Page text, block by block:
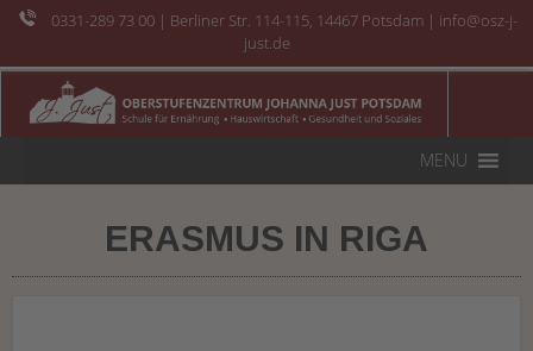
0331-289 73 00 | Berliner Str. 114-115, 14467 Potsdam | info@osz-j-
just.de
MENU
ERASMUS IN RIGA